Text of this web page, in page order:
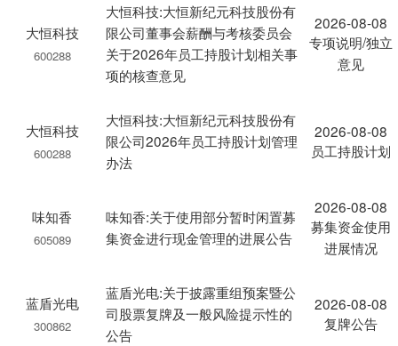
大恒科技
600288
大恒科技:大恒新纪元科技股份有
限公司董事会薪酬与考核委员会
关于2026年员工持股计划相关事
项的核查意见
2026-08-08
专项说明/独立
意见
大恒科技
600288
大恒科技:大恒新纪元科技股份有
限公司2026年员工持股计划管理
办法
2026-08-08
员工持股计划
味知香
605089
味知香:关于使用部分暂时闲置募
集资金进行现金管理的进展公告
2026-08-08
募集资金使用
进展情况
蓝盾光电
300862
蓝盾光电:关于披露重组预案暨公
司股票复牌及一般风险提示性的
公告
2026-08-08
复牌公告